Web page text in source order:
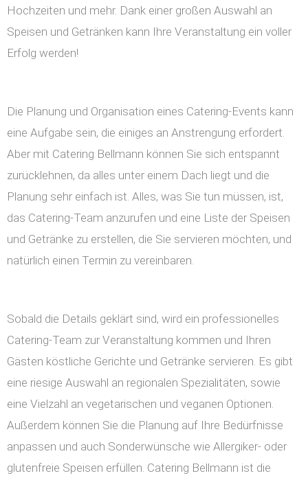
Hochzeiten und mehr. Dank einer großen Auswahl an
Speisen und Getränken kann Ihre Veranstaltung ein voller
Erfolg werden!
Die Planung und Organisation eines Catering-Events kann
eine Aufgabe sein, die einiges an Anstrengung erfordert.
Aber mit Catering Bellmann können Sie sich entspannt
zurücklehnen, da alles unter einem Dach liegt und die
Planung sehr einfach ist. Alles, was Sie tun müssen, ist,
das Catering-Team anzurufen und eine Liste der Speisen
und Getränke zu erstellen, die Sie servieren möchten, und
natürlich einen Termin zu vereinbaren.
Sobald die Details geklärt sind, wird ein professionelles
Catering-Team zur Veranstaltung kommen und Ihren
Gästen köstliche Gerichte und Getränke servieren. Es gibt
eine riesige Auswahl an regionalen Spezialitäten, sowie
eine Vielzahl an vegetarischen und veganen Optionen.
Außerdem können Sie die Planung auf Ihre Bedürfnisse
anpassen und auch Sonderwünsche wie Allergiker- oder
glutenfreie Speisen erfüllen. Catering Bellmann ist die